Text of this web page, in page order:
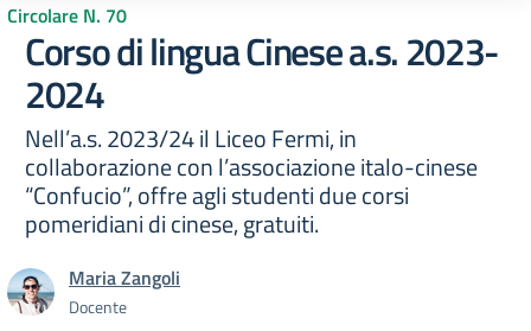
Circolare N. 70
Corso di lingua Cinese a.s. 2023-
2024
Nell’a.s. 2023/24 il Liceo Fermi, in
collaborazione con l’associazione italo-cinese
“Confucio”, offre agli studenti due corsi
pomeridiani di cinese, gratuiti.
Maria Zangoli
Docente